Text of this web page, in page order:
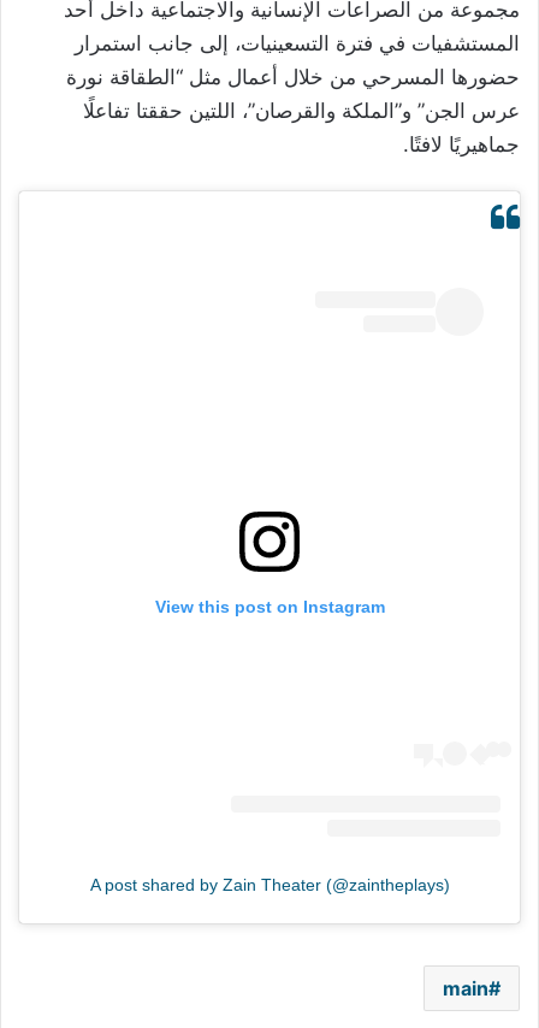
مجموعة من الصراعات الإنسانية والاجتماعية داخل أحد
المستشفيات في فترة التسعينيات، إلى جانب استمرار
حضورها المسرحي من خلال أعمال مثل “الطقاقة نورة
عرس الجن” و”الملكة والقرصان”، اللتين حققتا تفاعلًا
جماهيريًا لافتًا.
View this post on Instagram
A post shared by Zain Theater (@zaintheplays)
main